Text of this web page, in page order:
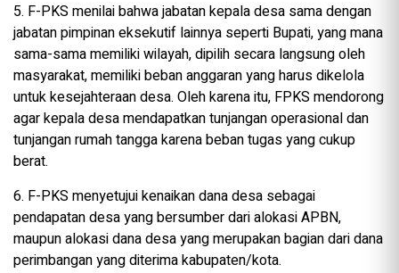
5. F-PKS menilai bahwa jabatan kepala desa sama dengan
jabatan pimpinan eksekutif lainnya seperti Bupati, yang mana
sama-sama memiliki wilayah, dipilih secara langsung oleh
masyarakat, memiliki beban anggaran yang harus dikelola
untuk kesejahteraan desa. Oleh karena itu, FPKS mendorong
agar kepala desa mendapatkan tunjangan operasional dan
tunjangan rumah tangga karena beban tugas yang cukup
berat.
6. F-PKS menyetujui kenaikan dana desa sebagai
pendapatan desa yang bersumber dari alokasi APBN,
maupun alokasi dana desa yang merupakan bagian dari dana
perimbangan yang diterima kabupaten/kota.